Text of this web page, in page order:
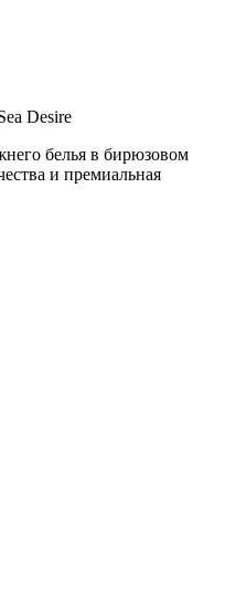
Desire
белья в бирюзовом
и премиальная